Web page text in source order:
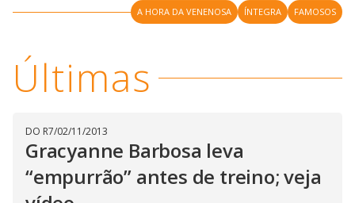
i
d
A HORA DA VENENOSA ÍNTEGRA FAMOSOS
Últimas
DO R7/02/11/2013
Gracyanne Barbosa leva
“empurrão” antes de treino; veja